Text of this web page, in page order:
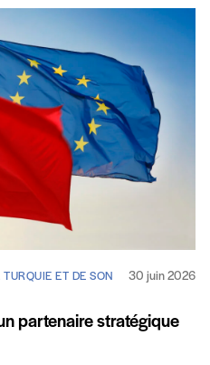
ET DE SON
30 juin 2026
partenaire stratégique